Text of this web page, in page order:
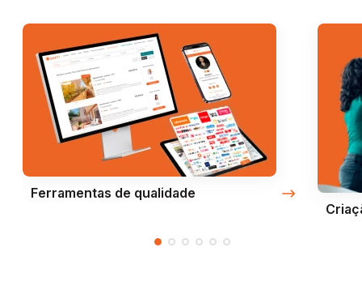
Ferramentas de qualidade